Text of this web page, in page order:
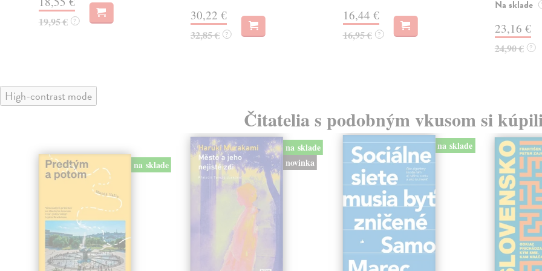
19,95 € ? 30,22 €
32,85 € ?
16,44 €
16,95 € ?
Na sklade
23,16 €
24,90 € ?
High-contrast mode
Čitatelia s podobným vkusom si
na sklade
na sklade
novinka
na sklade